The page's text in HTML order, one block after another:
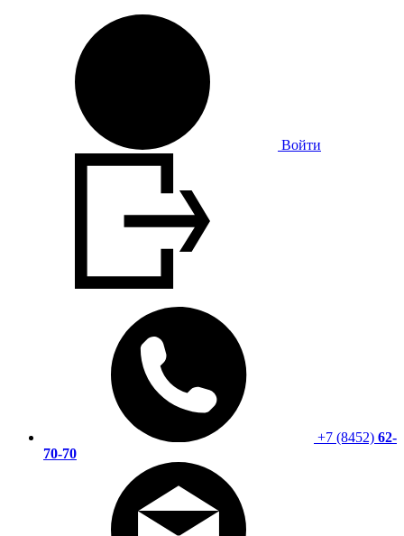
Войти
+7 (8452) 62-
70-70